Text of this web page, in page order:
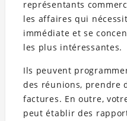
représentants
les affaires qui
immédiate et se
les plus intéressantes.
Ils peuvent
des réunions, prendre
factures. En outre,
peut établir des